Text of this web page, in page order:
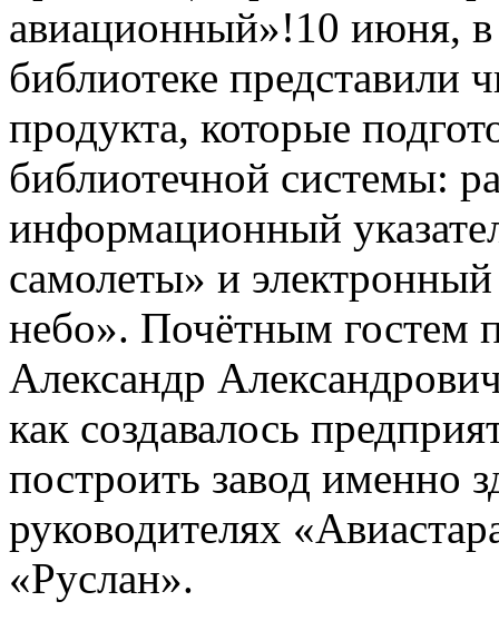
авиационный»!10 июня,
библиотеке представили
продукта, которые
библиотечной системы:
информационный
самолеты» и
небо». Почётным гостем
Александр
как создавалось
построить завод именно
руководителях
«Руслан».